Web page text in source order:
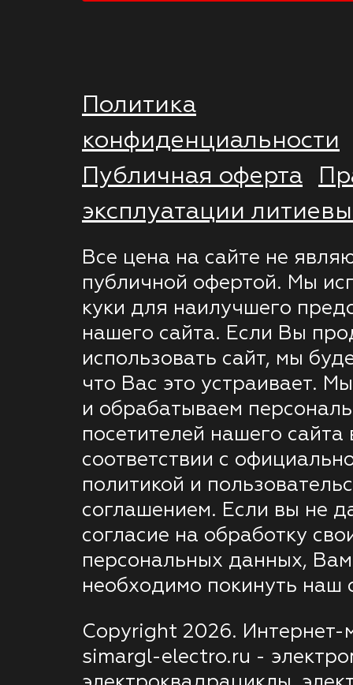
Политика
конфиденциальности
Публичная оферта
эксплуатации
Все цена на сайте не
публичной офертой. Мы
куки для наилучшего
нашего сайта. Если Вы
использовать сайт, мы
что Вас это устраивает.
и обрабатываем
посетителей нашего сайта
соответствии с
политикой и
соглашением. Если вы не
согласие на обработку
персональных данных, Вам
необходимо покинуть наш
Copyright 2026. Интернет-
simargl-electro.ru -